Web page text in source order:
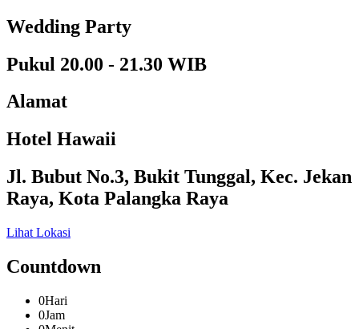
Wedding Party
Pukul 20.00 - 21.30 WIB
Alamat
Hotel Hawaii
Jl. Bubut No.3, Bukit Tunggal, Kec. Jekan
Raya, Kota Palangka Raya
Lihat Lokasi
Countdown
0Hari
0Jam